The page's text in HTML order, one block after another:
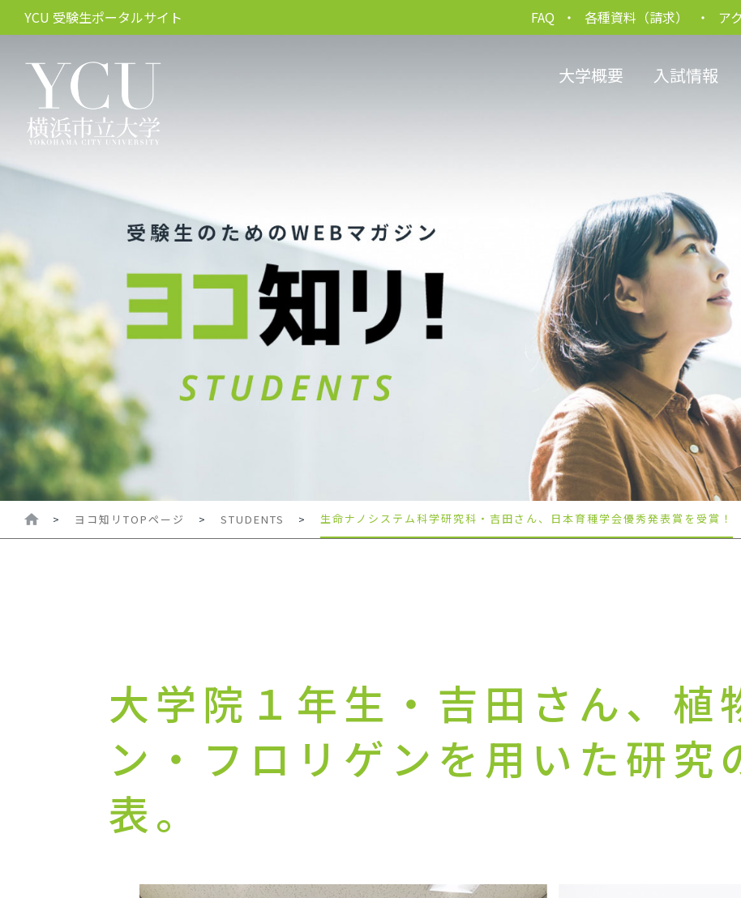
YCU 受験生ポータルサイト FAQ 各種資料（請求） ア
大学概要 入試情報
> ヨコ知リTOPページ > STUDENTS > 生命ナノシステム科学研究科・吉田さん、日本育種学会優秀発表賞を受賞！
大学院１年生・吉田さん、植
ン・フロリゲンを用いた研究
表。